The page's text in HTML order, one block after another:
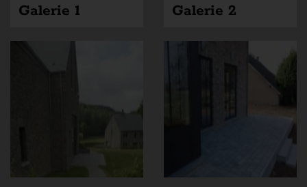
Contact
Galerie 1 Galerie 2